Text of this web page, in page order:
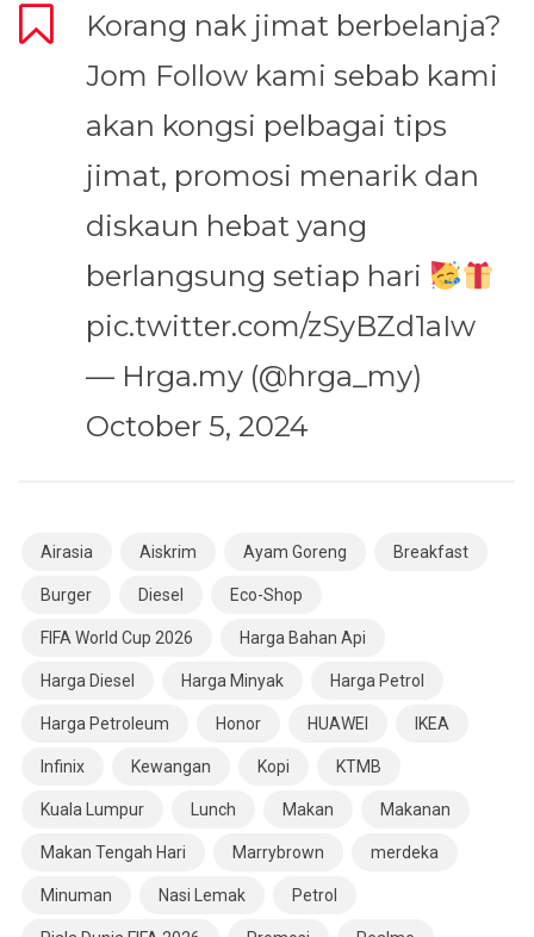
Korang nak jimat berbelanja?
Jom Follow kami sebab kami
akan kongsi pelbagai tips
jimat, promosi menarik dan
diskaun hebat yang
berlangsung setiap hari
pic.twitter.com/zSyBZd1aIw
— Hrga.my (@hrga_my)
October 5, 2024
Airasia Aiskrim Ayam Goreng Breakfast
Burger Diesel Eco-Shop
FIFA World Cup 2026 Harga Bahan Api
Harga Diesel Harga Minyak Harga Petrol
Harga Petroleum Honor HUAWEI IKEA
Infinix Kewangan Kopi KTMB
Kuala Lumpur Lunch Makan Makanan
Makan Tengah Hari Marrybrown merdeka
Minuman Nasi Lemak Petrol